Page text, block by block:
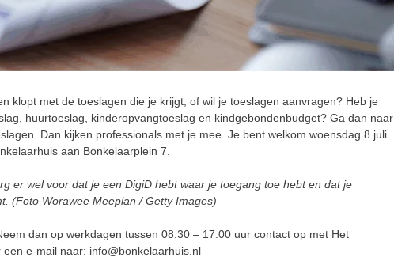
klopt met de toeslagen die je krijgt, of wil je toeslagen aanvragen? Heb je
huurtoeslag, kinderopvangtoeslag en kindgebondenbudget? Ga dan naar
Dan kijken professionals met je mee. Je bent welkom woensdag 8 juli
aan Bonkelaarplein 7.
er wel voor dat je een DigiD hebt waar je toegang toe hebt en dat je
(Foto Worawee Meepian / Getty Images)
dan op werkdagen tussen 08.30 – 17.00 uur contact op met Het
e-mail naar: info@bonkelaarhuis.nl